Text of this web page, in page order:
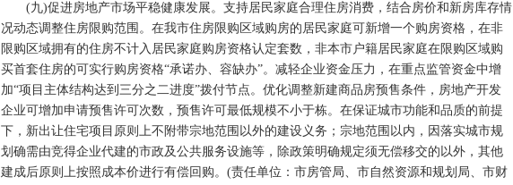
(九)促进房地产市场平稳健康发展。支持居民家庭合理住房消费，结合房价和新房库存情
况动态调整住房限购范围。在我市住房限购区域购房的居民家庭可新增一个购房资格，在非
限购区域拥有的住房不计入居民家庭购房资格认定套数，非本市户籍居民家庭在限购区域购
买首套住房的可实行购房资格“承诺办、容缺办”。减轻企业资金压力，在重点监管资金中增
加“项目主体结构达到三分之二进度”拨付节点。优化调整新建商品房预售条件，房地产开发
企业可增加申请预售许可次数，预售许可最低规模不小于栋。在保证城市功能和品质的前提
下，新出让住宅项目原则上不附带宗地范围以外的建设义务；宗地范围以内，因落实城市规
划确需由竞得企业代建的市政及公共服务设施等，除政策明确规定须无偿移交的以外，其他
建成后原则上按照成本价进行有偿回购。(责任单位：市房管局、市自然资源和规划局、市财